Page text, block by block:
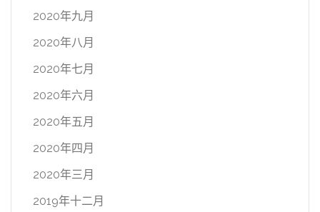
2020年九月
2020年八月
2020年七月
2020年六月
2020年五月
2020年四月
2020年三月
2019年十二月